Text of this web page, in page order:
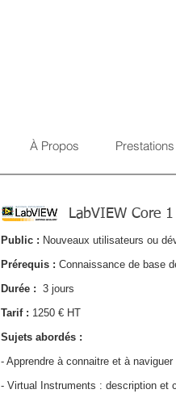
À Propos Prestations
LabVIEW Core 1
Public : Nouveaux utilisateurs ou
Prérequis : Connaissance de base
Durée : 3 jours
Tarif : 1250 € HT
Sujets abordés :
- Apprendre à connaitre et à
- Virtual Instruments : description et